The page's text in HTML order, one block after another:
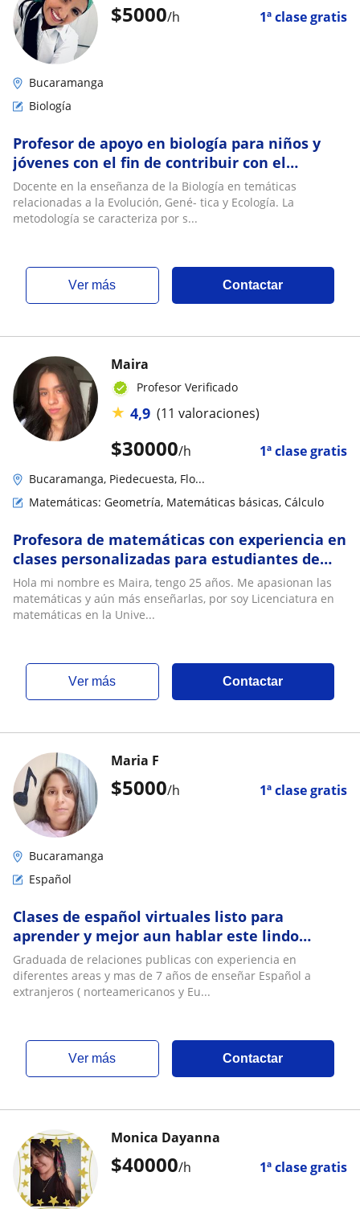
$5000/h 1ª clase gratis
Bucaramanga
Biología
Profesor de apoyo en biología para niños y
jóvenes con el fin de contribuir con el
mejoramiento de la calidad de vida de su
sociedad (aspectos bio-socio-culturales),
valiéndose de los conceptos de la Biología y
Docente en la enseñanza de la Biología en temáticas
relacionadas a la Evolución, Gené- tica y Ecología. La
metodología se caracteriza por s...
ver más Contactar
$30000/h 1ª clase gratis
Maira
Profesor Verificado
★ 4,9 (11 valoraciones)
Bucaramanga, Piedecuesta, Flo...
Matemáticas: Geometría, Matemáticas básicas, Cálculo
Profesora de matemáticas con experiencia en
clases personalizadas para estudiantes de
primaria, secundaria, bachillerato y
universidad
Hola mi nombre es Maira, tengo 25 años. Me apasionan las
matemáticas y aún más enseñarlas, por soy Licenciatura en
matemáticas en la Unive...
ver más Contactar
$5000/h 1ª clase gratis
Maria F
Bucaramanga
Español
Clases de español virtuales listo para
aprender y mejor aun hablar este lindo
idioma
Graduada de relaciones publicas con experiencia en
diferentes areas y mas de 7 años de enseñar Español a
extranjeros ( norteamericanos y Eu...
ver más Contactar
$40000/h 1ª clase gratis
Monica Dayanna